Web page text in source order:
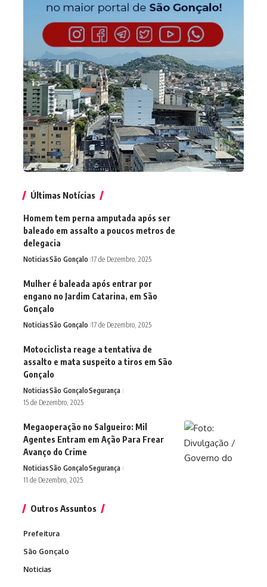
Últimas Notícias
Homem tem perna amputada após ser
baleado em assalto a poucos metros de
delegacia
NoticiasSão Gonçalo 17 de Dezembro, 2025
Mulher é baleada após entrar por
engano no Jardim Catarina, em São
Gonçalo
NoticiasSão Gonçalo 17 de Dezembro, 2025
Motociclista reage a tentativa de
assalto e mata suspeito a tiros em São
Gonçalo
NoticiasSão GonçaloSegurança
15 de Dezembro, 2025
Megaoperação no Salgueiro: Mil
Agentes Entram em Ação Para Frear
Avanço do Crime
NoticiasSão GonçaloSegurança
11 de Dezembro, 2025
Outros Assuntos
Prefeitura
São Gonçalo
Noticias